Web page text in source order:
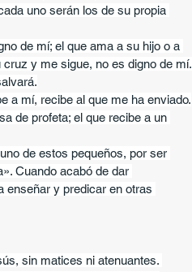
uno serán los de su propia
de mí; el que ama a su hijo o a
y me sigue, no es digno de mí.
a mí, recibe al que me ha enviado.
de profeta; el que recibe a un
de estos pequeños, por ser
Cuando acabó de dar
enseñar y predicar en otras
sin matices ni atenuantes.